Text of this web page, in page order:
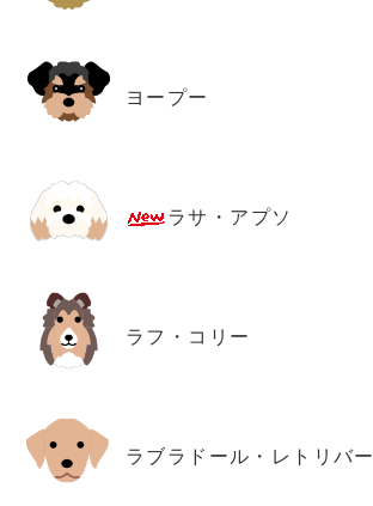
ヨープー
ラサ・アプソ
ラフ・コリー
ラブラドール・レトリバー